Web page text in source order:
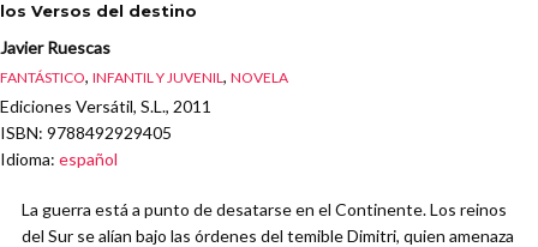
los Versos del destino
Javier Ruescas
FANTÁSTICO, INFANTIL Y JUVENIL, NOVELA
Ediciones Versátil, S.L., 2011
ISBN: 9788492929405
Idioma: español
La guerra está a punto de desatarse en el Continente. Los reinos
del Sur se alían bajo las órdenes del temible Dimitri, quien amenaza